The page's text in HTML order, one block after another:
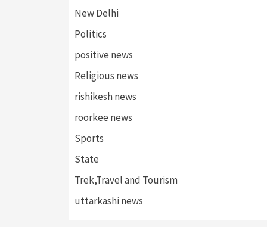
New Delhi
Politics
positive news
Religious news
rishikesh news
roorkee news
Sports
State
Trek,Travel and Tourism
uttarkashi news